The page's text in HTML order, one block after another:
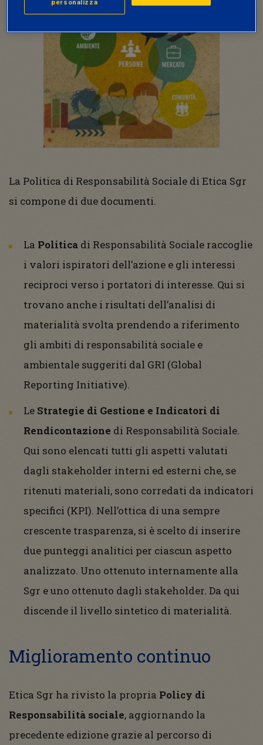
La Politica di Responsabilità Sociale di Etica Sgr
si compone di due documenti.
La Politica di Responsabilità Sociale raccoglie
i valori ispiratori dell’azione e gli interessi
reciproci verso i portatori di interesse. Qui si
trovano anche i risultati dell’analisi di
materialità svolta prendendo a riferimento
gli ambiti di responsabilità sociale e
ambientale suggeriti dal GRI (Global
Reporting Initiative).
Le Strategie di Gestione e Indicatori di
Rendicontazione di Responsabilità Sociale.
Qui sono elencati tutti gli aspetti valutati
dagli stakeholder interni ed esterni che, se
ritenuti materiali, sono corredati da indicatori
specifici (KPI). Nell’ottica di una sempre
crescente trasparenza, si è scelto di inserire
due punteggi analitici per ciascun aspetto
analizzato. Uno ottenuto internamente alla
Sgr e uno ottenuto dagli stakeholder. Da qui
discende il livello sintetico di materialità.
Miglioramento continuo
Etica Sgr ha rivisto la propria Policy di
Responsabilità sociale, aggiornando la
precedente edizione grazie al percorso di
personalizza